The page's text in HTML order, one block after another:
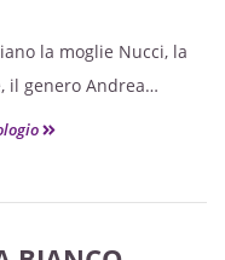
la moglie Nucci, la
il genero Andrea
a tutti i parenti.